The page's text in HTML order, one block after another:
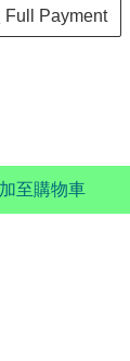
Full Payment
加至購物車